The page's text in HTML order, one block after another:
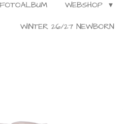
FOTOALBUM WEBSHOP
WINTER 26/27 NEWBORN